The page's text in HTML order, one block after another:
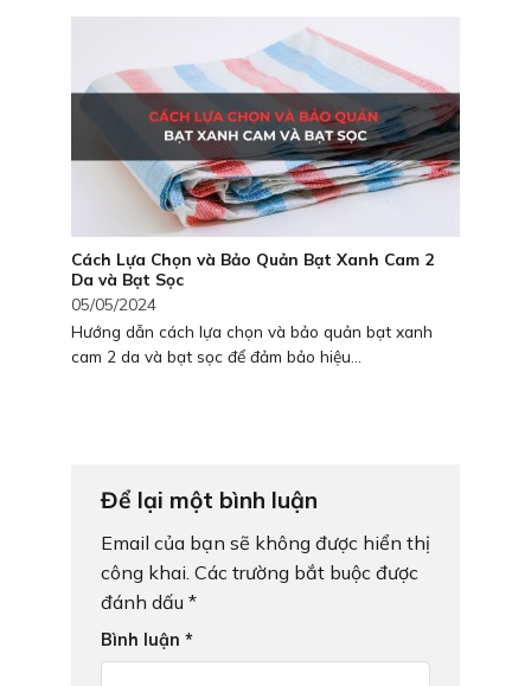
Cách Lựa Chọn và Bảo Quản Bạt Xanh Cam 2
Da và Bạt Sọc
05/05/2024
Hướng dẫn cách lựa chọn và bảo quản bạt xanh
cam 2 da và bạt sọc để đảm bảo hiệu...
Để lại một bình luận
Email của bạn sẽ không được hiển thị
công khai. Các trường bắt buộc được
đánh dấu *
Bình luận *